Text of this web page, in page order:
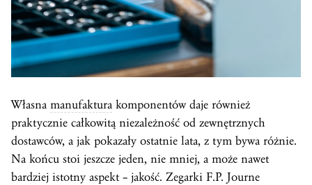
Własna manufaktura komponentów daje również
praktycznie całkowitą niezależność od zewnętrznych
dostawców, a jak pokazały ostatnie lata, z tym bywa różnie.
Na końcu stoi jeszcze jeden, nie mniej, a może nawet
bardziej istotny aspekt – jakość. Zegarki F.P. Journe